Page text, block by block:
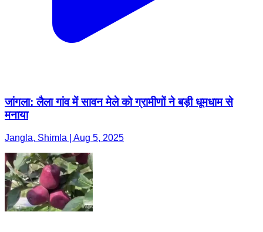
जांगला: लैला गांव में सावन मेले को ग्रामीणों ने बड़ी धूमधाम से
मनाया
Jangla, Shimla | Aug 5, 2025